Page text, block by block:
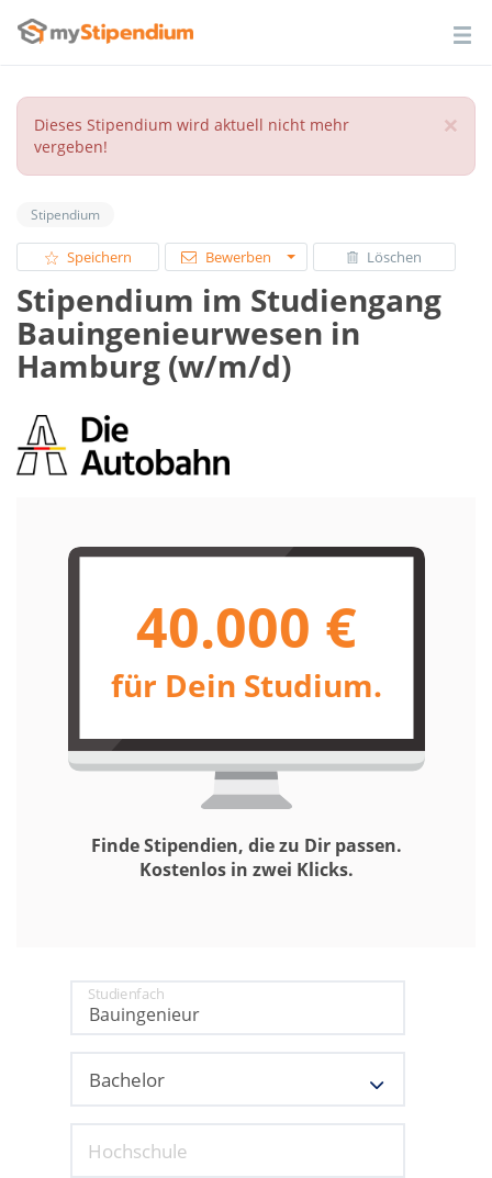
×
Dieses Stipendium wird aktuell nicht mehr
vergeben!
Stipendium
Speichern Bewerben Löschen
Stipendium im Studiengang
Bauingenieurwesen in
Hamburg (w/m/d)
40.000 €
für Dein Studium.
Finde Stipendien, die zu Dir passen.
Kostenlos in zwei Klicks.
Studienfach
Hochschule